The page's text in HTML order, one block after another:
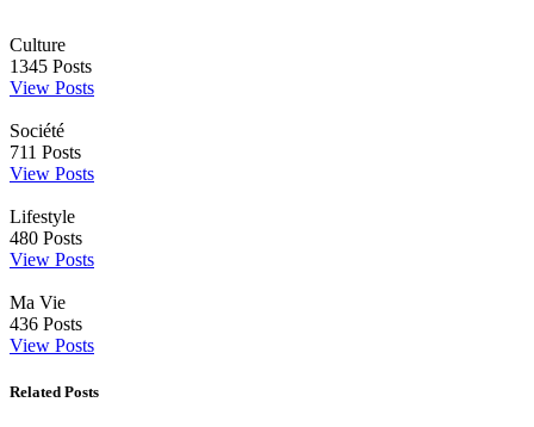
Culture
1345 Posts
View Posts
Société
711 Posts
View Posts
Lifestyle
480 Posts
View Posts
Ma Vie
436 Posts
View Posts
Related Posts